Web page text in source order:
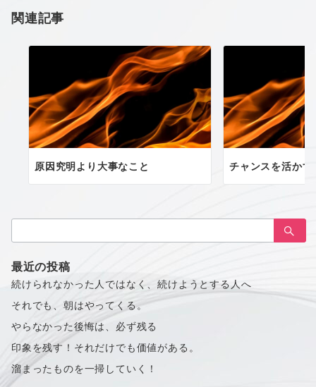
ン
関連記事
原因究明より大事なこと チャンスを活かす
索：
最近の投稿
続けられなかった人ではなく、続けようとする人へ
それでも、朝はやってくる。
やらなかった後悔は、必ず残る
印象を残す！それだけでも価値がある。
溜まったものを一掃していく！